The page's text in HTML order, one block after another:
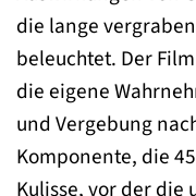
die lange
beleuchtet. Der
die eigene
und Vergebung
Komponente, die
Kulisse, vor der die